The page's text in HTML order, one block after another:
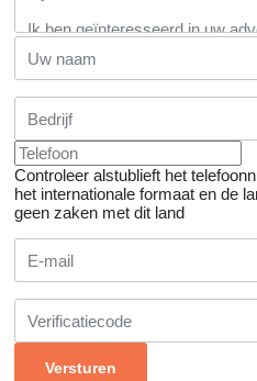
Controleer alstublieft het
het internationale formaat en de
geen zaken met dit land